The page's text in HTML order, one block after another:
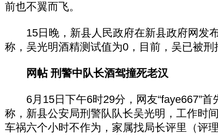
前也不翼而飞。
15日晚，新县人民政府在新县政府网发
称，吴光明酒精测试值为0，目前，吴已被刑
网帖 刑警中队长酒驾撞死老汉
6月15日下午6时29分，网友“faye667”首
称，新县公安局刑警队队长吴光明，工作时
车祸六个小时不作为，家属找局长评里（评